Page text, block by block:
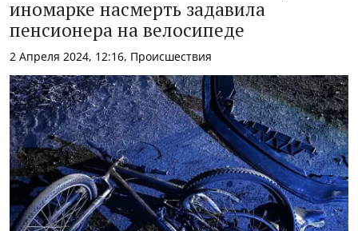
иномарке насмерть задавила
пенсионера на велосипеде
2 Апреля 2024, 12:16, Происшествия